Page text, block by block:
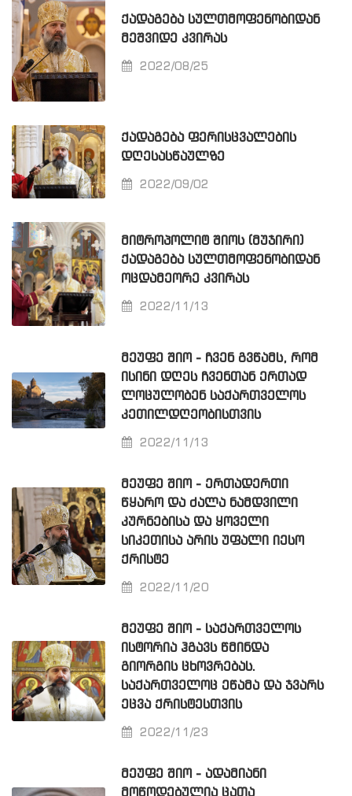
ᲥᲐᲓᲐᲒᲔᲑᲐ ᲡᲣᲚᲗᲛᲝᲤᲔᲜᲝᲑᲘᲓᲐᲜ
ᲛᲔᲨᲕᲘᲓᲔ ᲙᲕᲘᲠᲐᲡ
2022/08/25
ᲥᲐᲓᲐᲒᲔᲑᲐ ᲤᲔᲠᲘᲡᲪᲕᲐᲚᲔᲑᲘᲡ
ᲓᲦᲔᲡᲐᲡᲬᲐᲣᲚᲖᲔ
2022/09/02
ᲛᲘᲢᲠᲝᲞᲝᲚᲘᲢ ᲨᲘᲝᲡ (ᲛᲣᲯᲘᲠᲘ)
ᲥᲐᲓᲐᲒᲔᲑᲐ ᲡᲣᲚᲗᲛᲝᲤᲔᲜᲝᲑᲘᲓᲐᲜ
ᲝᲪᲓᲐᲛᲔᲝᲠᲔ ᲙᲕᲘᲠᲐᲡ
2022/11/13
ᲛᲔᲣᲤᲔ ᲨᲘᲝ - ᲩᲕᲔᲜ ᲒᲕᲬᲐᲛᲡ, ᲠᲝᲛ
ᲘᲡᲘᲜᲘ ᲓᲦᲔᲡ ᲩᲕᲔᲜᲗᲐᲜ ᲔᲠᲗᲐᲓ
ᲚᲝᲪᲣᲚᲝᲑᲔᲜ ᲡᲐᲥᲐᲠᲗᲕᲔᲚᲝᲡ
ᲙᲔᲗᲘᲚᲓᲦᲔᲝᲑᲘᲡᲗᲕᲘᲡ
2022/11/13
ᲛᲔᲣᲤᲔ ᲨᲘᲝ - ᲔᲠᲗᲐᲓᲔᲠᲗᲘ
ᲬᲧᲐᲠᲝ ᲓᲐ ᲫᲐᲚᲐ ᲜᲐᲛᲓᲕᲘᲚᲘ
ᲙᲣᲠᲜᲔᲑᲘᲡᲐ ᲓᲐ ᲧᲝᲕᲔᲚᲘ
ᲡᲘᲙᲔᲗᲘᲡᲐ ᲐᲠᲘᲡ ᲣᲤᲐᲚᲘ ᲘᲔᲡᲝ
ᲥᲠᲘᲡᲢᲔ
2022/11/20
ᲛᲔᲣᲤᲔ ᲨᲘᲝ - ᲡᲐᲥᲐᲠᲗᲕᲔᲚᲝᲡ
ᲘᲡᲢᲝᲠᲘᲐ ᲰᲒᲐᲕᲡ ᲬᲛᲘᲜᲓᲐ
ᲒᲘᲝᲠᲒᲘᲡ ᲪᲮᲝᲕᲠᲔᲑᲐᲡ.
ᲡᲐᲥᲐᲠᲗᲕᲔᲚᲝᲪ ᲔᲬᲐᲛᲐ ᲓᲐ ᲯᲕᲐᲠᲡ
ᲔᲪᲕᲐ ᲥᲠᲘᲡᲢᲔᲡᲗᲕᲘᲡ
2022/11/23
ᲛᲔᲣᲤᲔ ᲨᲘᲝ - ᲐᲓᲐᲛᲘᲐᲜᲘ
ᲛᲝᲬᲝᲓᲔᲑᲣᲚᲘᲐ ᲪᲐᲗᲐ